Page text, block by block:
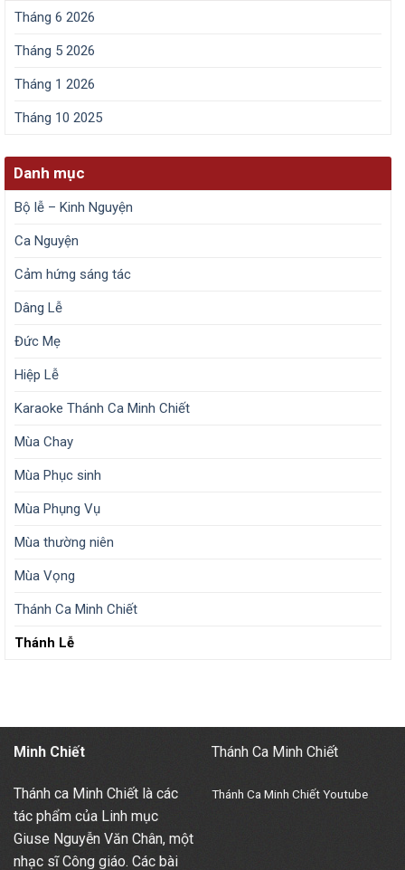
Tháng 6 2026
Tháng 5 2026
Tháng 1 2026
Tháng 10 2025
Danh mục
Bộ lễ – Kinh Nguyện
Ca Nguyện
Cảm hứng sáng tác
Dâng Lễ
Đức Mẹ
Hiệp Lễ
Karaoke Thánh Ca Minh Chiết
Mùa Chay
Mùa Phục sinh
Mùa Phụng Vụ
Mùa thường niên
Mùa Vọng
Thánh Ca Minh Chiết
Thánh Lễ
Minh Chiết
Thánh ca Minh Chiết là các
tác phẩm của Linh mục
Giuse Nguyễn Văn Chân, một
nhạc sĩ Công giáo. Các bài
Thánh Ca Minh Chiết
Thánh Ca Minh Chiết Youtube